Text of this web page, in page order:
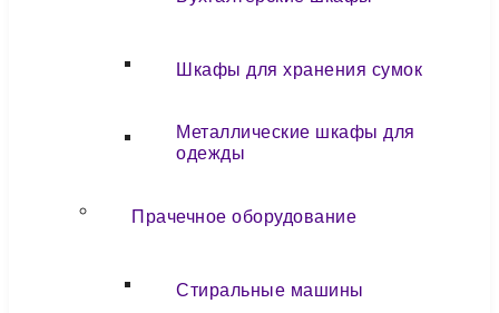
Шкафы для хранения сумок
Металлические шкафы для
одежды
Прачечное оборудование
Стиральные машины